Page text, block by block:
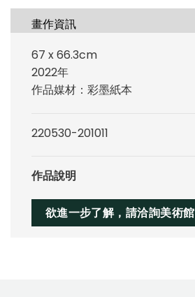
畫作資訊
67 x 66.3cm
2022年
作品媒材：彩墨紙本
220530-201011
作品說明
欲進一步了解，請洽詢美術館